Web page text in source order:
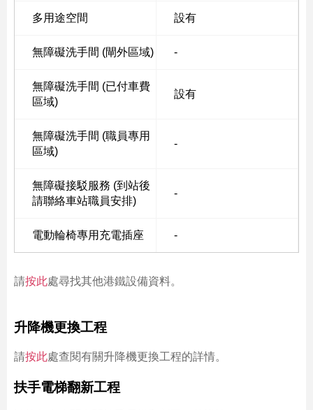
多用途空間 設有
無障礙洗手間 (閘外區域) -
無障礙洗手間 (已付車費
區域)
設有
無障礙洗手間 (職員專用
區域)
-
無障礙接駁服務 (到站後
請聯絡車站職員安排)
-
電動輪椅專用充電插座 -
請按此處尋找其他港鐵設備資料。
升降機更換工程
請按此處查閱有關升降機更換工程的詳情。
扶手電梯翻新工程